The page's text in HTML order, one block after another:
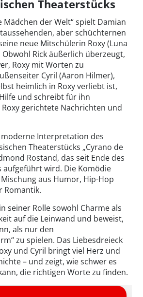
Theaterstücks
Mädchen der Welt“ spielt Damian
aber schüchternen
neue Mitschülerin Roxy (Luna
Rick äußerlich überzeugt,
Roxy mit Worten zu
Cyril (Aaron Hilmer),
heimlich in Roxy verliebt ist,
und schreibt für ihn
gerichtete Nachrichten und
moderne Interpretation des
Theaterstücks „Cyrano de
Rostand, das seit Ende des
aufgeführt wird. Die Komödie
aus Humor, Hip-Hop
Romantik.
seiner Rolle sowohl Charme als
auf die Leinwand und beweist,
als nur den
zu spielen. Das Liebesdreieck
und Cyril bringt viel Herz und
– und zeigt, wie schwer es
die richtigen Worte zu finden.